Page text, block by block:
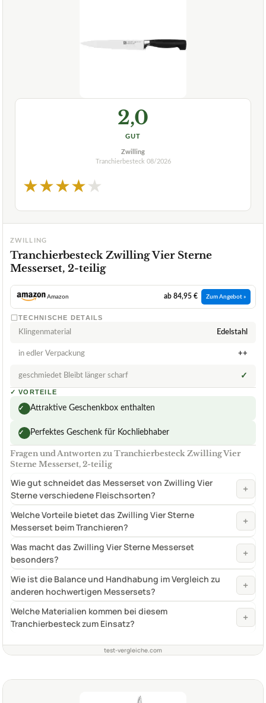
2,0
GUT
Zwilling
Tranchierbesteck 08/2026
★★★★★
ZWILLING
Tranchierbesteck Zwilling Vier Sterne
Messerset, 2-teilig
Amazon ab 84,95 € Zum Angebot »
TECHNISCHE DETAILS
Klingenmaterial Edelstahl
in edler Verpackung ++
geschmiedet Bleibt länger scharf ✓
✓ VORTEILE
✓ Attraktive Geschenkbox enthalten
✓ Perfektes Geschenk für Kochliebhaber
Fragen und Antworten zu Tranchierbesteck Zwilling Vier
Sterne Messerset, 2-teilig
Wie gut schneidet das Messerset von Zwilling Vier
Sterne verschiedene Fleischsorten?
+
Welche Vorteile bietet das Zwilling Vier Sterne
Messerset beim Tranchieren?
+
Was macht das Zwilling Vier Sterne Messerset
besonders?
+
Wie ist die Balance und Handhabung im Vergleich zu
anderen hochwertigen Messersets?
+
Welche Materialien kommen bei diesem
Tranchierbesteck zum Einsatz?
+
test-vergleiche.com